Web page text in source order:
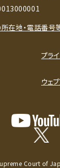
在地・電話番号
プラ
ウェ
Court of